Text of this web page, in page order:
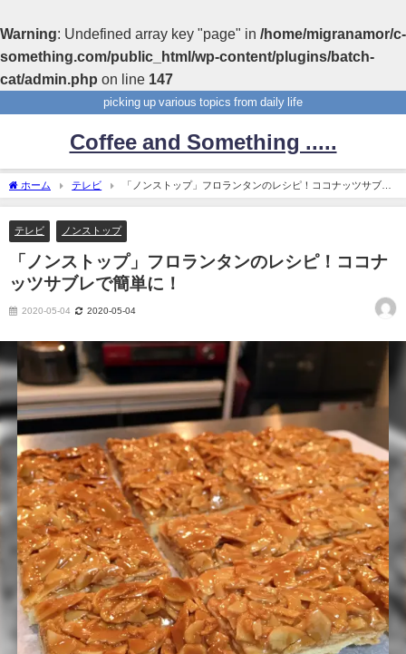
Warning: Undefined array key "page" in /home/migranamor/c-
something.com/public_html/wp-content/plugins/batch-
cat/admin.php on line 147
picking up various topics from daily life
Coffee and Something .....
ホーム テレビ
「ノンストップ」フロランタンのレシピ！ココナッツサブレ
で簡単に！
テレビ ノンストップ
「ノンストップ」フロランタンのレシピ！ココナ
ッツサブレで簡単に！
2020-05-04 2020-05-04